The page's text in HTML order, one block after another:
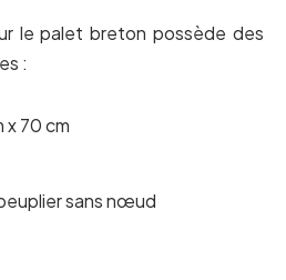
le palet breton possède des
:
x 70 cm
sans nœud